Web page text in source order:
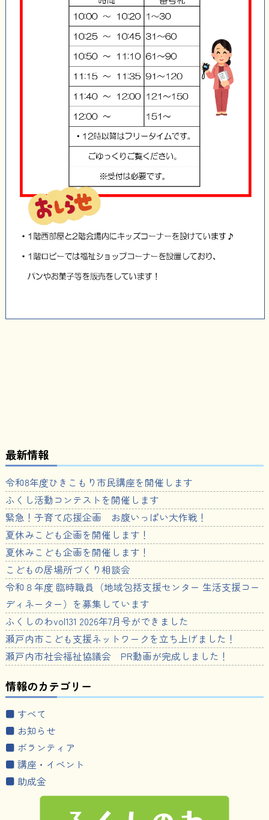
最新情報
令和8年度ひきこもり市民講座を開催します
ふくし活動コンテストを開催します
緊急！子育て応援企画 お腹いっぱい大作戦！
夏休みこども企画を開催します！
夏休みこども企画を開催します！
こどもの居場所づくり相談会
令和８年度 臨時職員（地域包括支援センター 生活支援コー
ディネーター）を募集しています
ふくしのわvol131 2026年7月号ができました
瀬戸内市こども支援ネットワークを立ち上げました！
瀬戸内市社会福祉協議会 PR動画が完成しました！
情報のカテゴリー
■ すべて
■ お知らせ
■ ボランティア
■ 講座・イベント
■ 助成金